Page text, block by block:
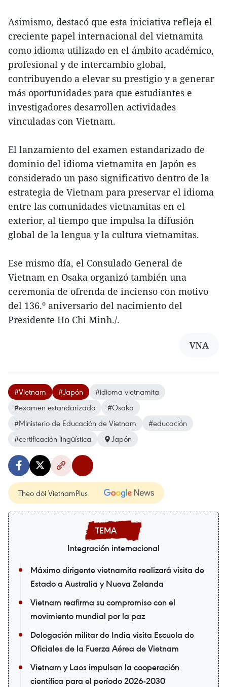
Asimismo, destacó que esta iniciativa refleja el
creciente papel internacional del vietnamita
como idioma utilizado en el ámbito académico,
profesional y de intercambio global,
contribuyendo a elevar su prestigio y a generar
más oportunidades para que estudiantes e
investigadores desarrollen actividades
vinculadas con Vietnam.
El lanzamiento del examen estandarizado de
dominio del idioma vietnamita en Japón es
considerado un paso significativo dentro de la
estrategia de Vietnam para preservar el idioma
entre las comunidades vietnamitas en el
exterior, al tiempo que impulsa la difusión
global de la lengua y la cultura vietnamitas.
Ese mismo día, el Consulado General de
Vietnam en Osaka organizó también una
ceremonia de ofrenda de incienso con motivo
del 136.º aniversario del nacimiento del
Presidente Ho Chi Minh./.
VNA
#Vietnam #Japón
#idioma vietnamita
#examen estandarizado
#Osaka
#Ministerio de Educación de Vietnam
#educación
#certificación lingüística
Japón
Theo dõi VietnamPlus
Integración internacional
Máximo dirigente vietnamita realizará visita de
Estado a Australia y Nueva Zelanda
Vietnam reafirma su compromiso con el
movimiento mundial por la paz
Delegación militar de India visita Escuela de
Oficiales de la Fuerza Aérea de Vietnam
Vietnam y Laos impulsan la cooperación
científica para el período 2026-2030